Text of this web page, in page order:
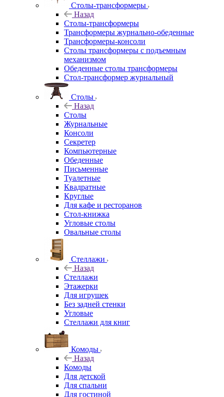
Столы-трансформеры
Назад
Столы-трансформеры
Трансформеры журнально-обеденные
Трансформеры-консоли
Столы трансформеры с подъемным
механизмом
Обеденные столы трансформеры
Стол-трансформер журнальный
Столы
Назад
Столы
Журнальные
Консоли
Секретер
Компьютерные
Обеденные
Письменные
Туалетные
Квадратные
Круглые
Для кафе и ресторанов
Стол-книжка
Угловые столы
Овальные столы
Стеллажи
Назад
Стеллажи
Этажерки
Для игрушек
Без задней стенки
Угловые
Стеллажи для книг
Комоды
Назад
Комоды
Для детской
Для спальни
Для гостиной